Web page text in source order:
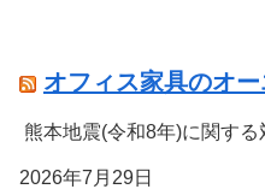
オフィス家具のオ
熊本地震(令和8年)に関する
2026年7月29日